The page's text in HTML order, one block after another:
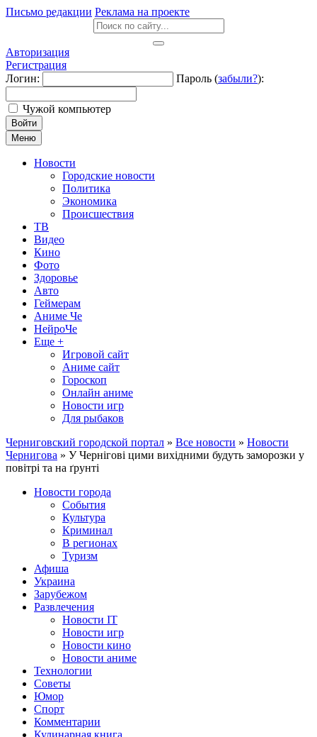
Письмо редакции Реклама на проекте
Авторизация
Регистрация
Логин:
Пароль (забыли?):
Чужой компьютер
Войти
Меню
Новости
Городские новости
Политика
Экономика
Происшествия
ТВ
Видео
Кино
Фото
Здоровье
Авто
Геймерам
Аниме Че
НейроЧе
Еще +
Игровой сайт
Аниме сайт
Гороскоп
Онлайн аниме
Новости игр
Для рыбаков
Черниговский городской портал » Все новости » Новости
Чернигова » У Чернігові цими вихідними будуть заморозки у
повітрі та на ґрунті
Новости города
События
Культура
Криминал
В регионах
Туризм
Афиша
Украина
Зарубежом
Развлечения
Новости IT
Новости игр
Новости кино
Новости аниме
Технологии
Советы
Юмор
Спорт
Комментарии
Кулинарная книга